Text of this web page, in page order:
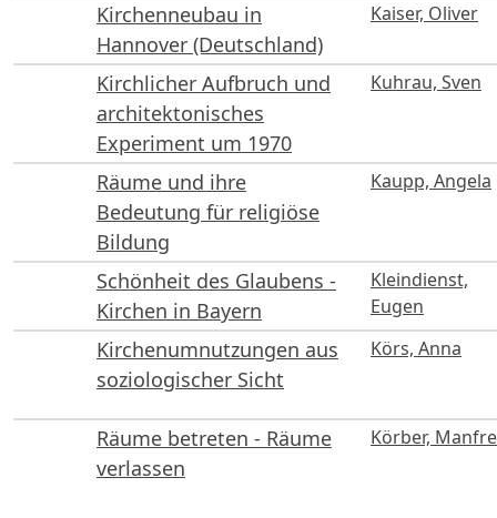
Kirchenneubau in
Hannover (Deutschland)
Kaiser, Oliver
Kirchlicher Aufbruch und
architektonisches
Experiment um 1970
Kuhrau, Sven
Räume und ihre
Bedeutung für religiöse
Bildung
Kaupp, Angela
Schönheit des Glaubens -
Kirchen in Bayern
Kleindienst,
Eugen
Kirchenumnutzungen aus
soziologischer Sicht
Körs, Anna
Räume betreten - Räume
verlassen
Körber,